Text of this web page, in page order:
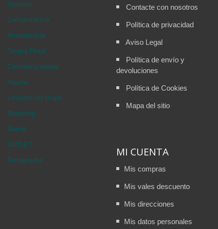
Nutricion
Complementos
Aromaterapia
Terapia Floral
Cosmética natural
Higiene
Limpieza del Hogar
Marketing
Granel
OUTLET
Refrigerados
Contacte con nosotros
Política de privacidad
Aviso Legal
Política de envío y
devoluciones
Política de Cookies
Mapa del sitio
MI CUENTA
Mis compras
Mis vales descuento
Mis direcciones
Mis datos personales